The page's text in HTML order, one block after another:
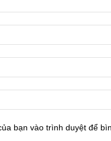
bạn vào trình duyệt để